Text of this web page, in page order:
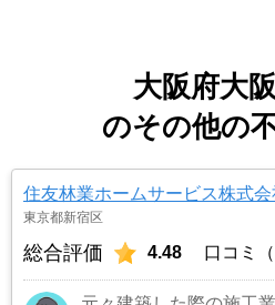
大阪府大
のその他の
住友林業ホームサービス株式会
東京都新宿区
総合評価 4.48 口コミ（